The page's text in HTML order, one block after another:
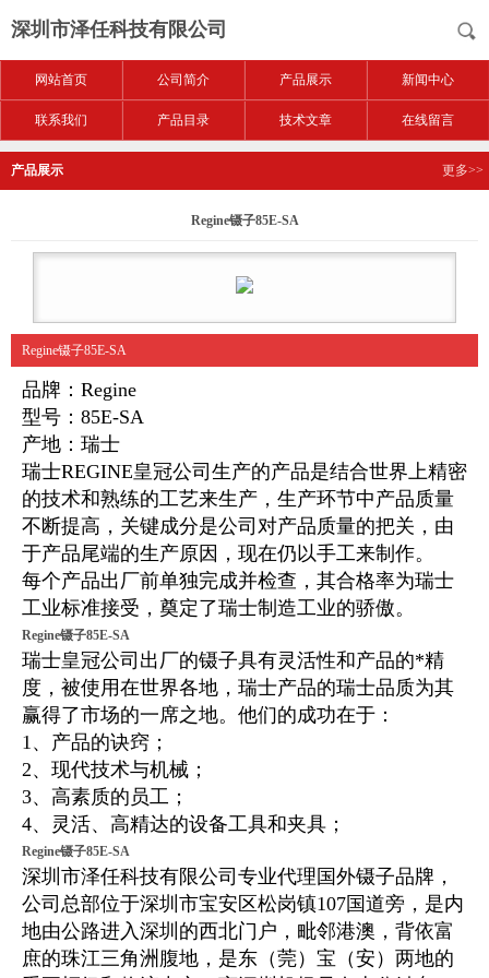
深圳市泽任科技有限公司
网站首页 公司简介 产品展示 新闻中心
联系我们 产品目录 技术文章 在线留言
产品展示 更多>>
Regine镊子85E-SA
Regine镊子85E-SA
品牌：Regine
型号：85E-SA
产地：瑞士
瑞士REGINE皇冠公司生产的产品是结合世界上精密
的技术和熟练的工艺来生产，生产环节中产品质量
不断提高，关键成分是公司对产品质量的把关，由
于产品尾端的生产原因，现在仍以手工来制作。
每个产品出厂前单独完成并检查，其合格率为瑞士
工业标准接受，奠定了瑞士制造工业的骄傲。
Regine镊子85E-SA
瑞士皇冠公司出厂的镊子具有灵活性和产品的*精
度，被使用在世界各地，瑞士产品的瑞士品质为其
赢得了市场的一席之地。他们的成功在于：
1、产品的诀窍；
2、现代技术与机械；
3、高素质的员工；
4、灵活、高精达的设备工具和夹具；
Regine镊子85E-SA
深圳市泽任科技有限公司专业代理国外镊子品牌，
公司总部位于深圳市宝安区松岗镇107国道旁，是内
地由公路进入深圳的西北门户，毗邻港澳，背依富
庶的珠江三角洲腹地，是东（莞）宝（安）两地的